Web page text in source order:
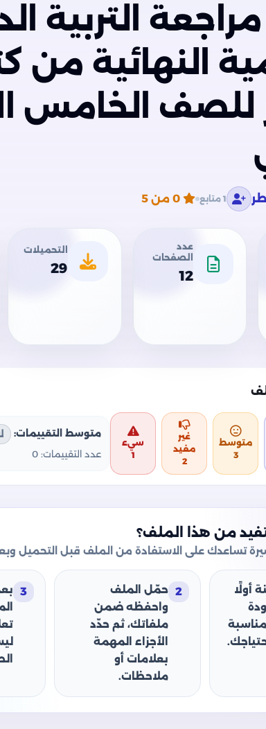
التربية
النهائية من
للصف الخامس
1 متابع 0من 5
عدد
الصفحات
12
التحميلات
29
متوسط
3
غير
مفيد
2
سيء
1
متوسط التقييمات:
عدد التقييمات: 0
من هذا الملف؟
تساعدك على الاستفادة من الملف قبل التحميل
أولًا
2 حمّل الملف
واحفظه ضمن
ملفاتك، ثم حدّد
الأجزاء المهمة
بعلامات أو
ملاحظات.
3